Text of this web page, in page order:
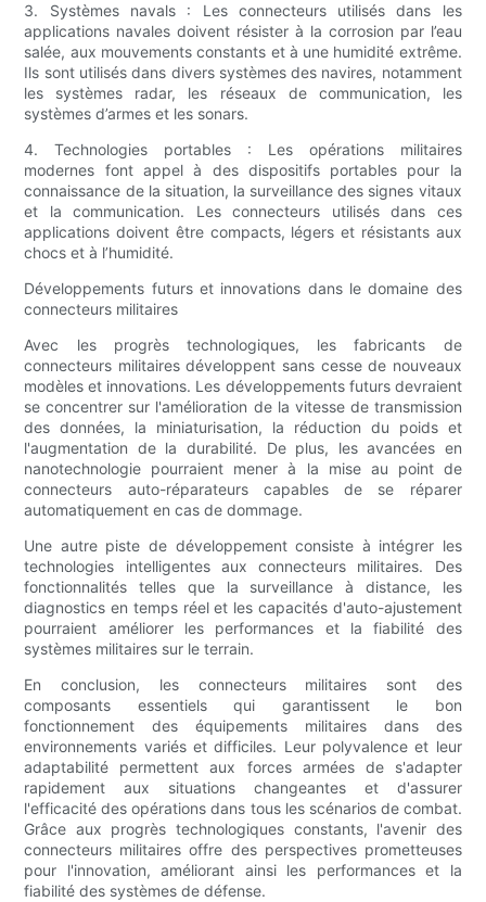
3. Systèmes navals : Les connecteurs utilisés dans les
applications navales doivent résister à la corrosion par l’eau
salée, aux mouvements constants et à une humidité extrême.
Ils sont utilisés dans divers systèmes des navires, notamment
les systèmes radar, les réseaux de communication, les
systèmes d’armes et les sonars.
4. Technologies portables : Les opérations militaires
modernes font appel à des dispositifs portables pour la
connaissance de la situation, la surveillance des signes vitaux
et la communication. Les connecteurs utilisés dans ces
applications doivent être compacts, légers et résistants aux
chocs et à l’humidité.
Développements futurs et innovations dans le domaine des
connecteurs militaires
Avec les progrès technologiques, les fabricants de
connecteurs militaires développent sans cesse de nouveaux
modèles et innovations. Les développements futurs devraient
se concentrer sur l'amélioration de la vitesse de transmission
des données, la miniaturisation, la réduction du poids et
l'augmentation de la durabilité. De plus, les avancées en
nanotechnologie pourraient mener à la mise au point de
connecteurs auto-réparateurs capables de se réparer
automatiquement en cas de dommage.
Une autre piste de développement consiste à intégrer les
technologies intelligentes aux connecteurs militaires. Des
fonctionnalités telles que la surveillance à distance, les
diagnostics en temps réel et les capacités d'auto-ajustement
pourraient améliorer les performances et la fiabilité des
systèmes militaires sur le terrain.
En conclusion, les connecteurs militaires sont des
composants essentiels qui garantissent le bon
fonctionnement des équipements militaires dans des
environnements variés et difficiles. Leur polyvalence et leur
adaptabilité permettent aux forces armées de s'adapter
rapidement aux situations changeantes et d'assurer
l'efficacité des opérations dans tous les scénarios de combat.
Grâce aux progrès technologiques constants, l'avenir des
connecteurs militaires offre des perspectives prometteuses
pour l'innovation, améliorant ainsi les performances et la
fiabilité des systèmes de défense.